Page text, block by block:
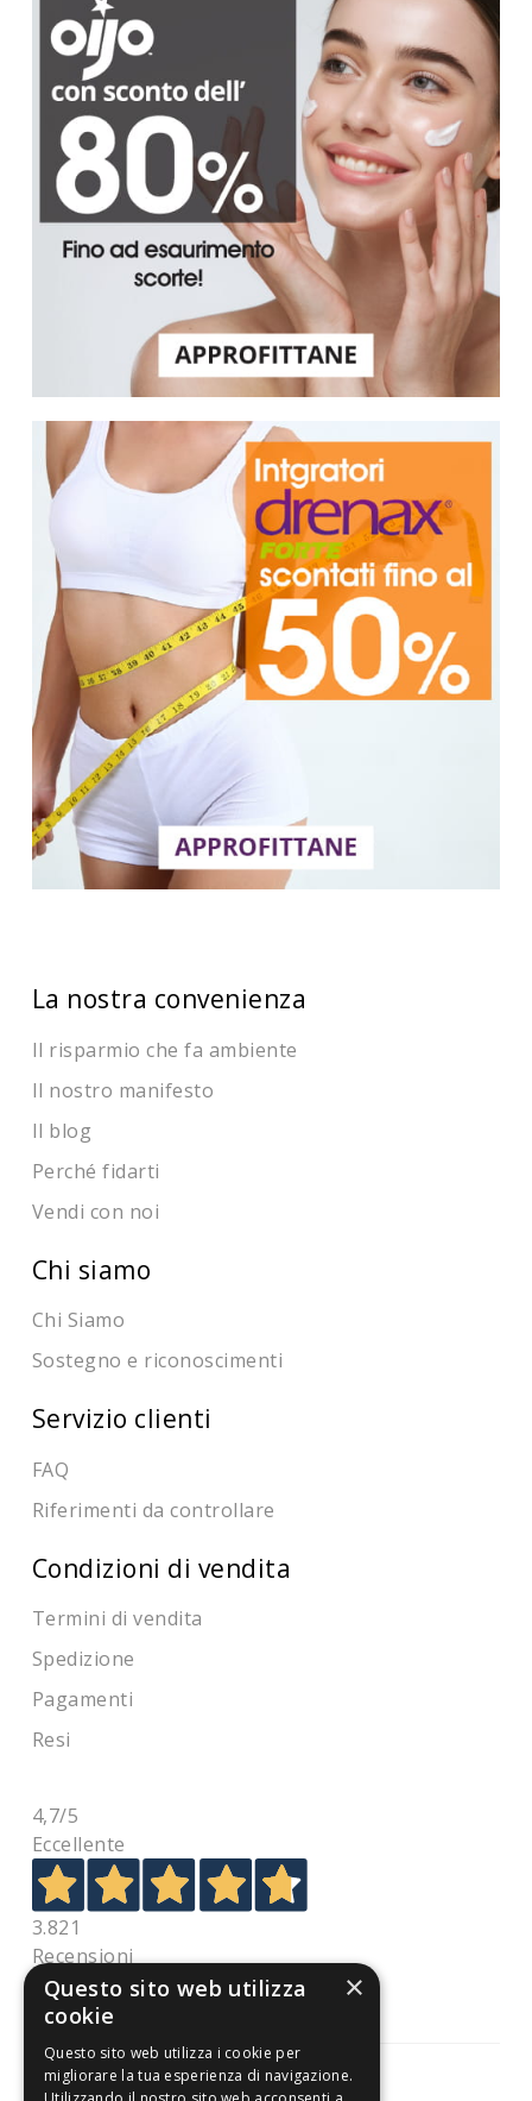
La nostra convenienza
Il risparmio che fa ambiente
Il nostro manifesto
Il blog
Perché fidarti
Vendi con noi
Chi siamo
Chi Siamo
Sostegno e riconoscimenti
Servizio clienti
FAQ
Riferimenti da controllare
Condizioni di vendita
Termini di vendita
Spedizione
Pagamenti
Resi
4,7/5
Eccellente
3.821
Recensioni
×
Questo sito web utilizza
cookie
Questo sito web utilizza i cookie per
migliorare la tua esperienza di navigazione.